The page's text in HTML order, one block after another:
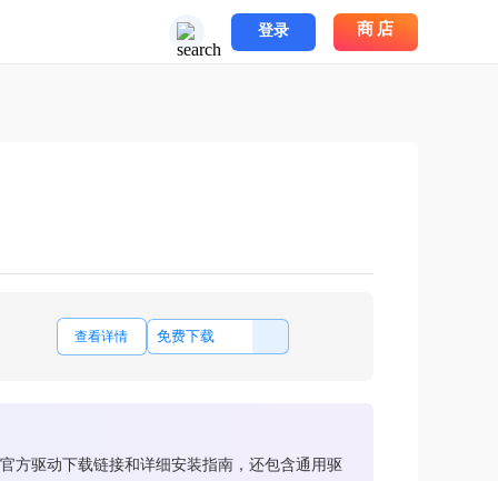
登录 商店
查看详情 免费下载
方驱动下载链接和详细安装指南，还包含通用驱